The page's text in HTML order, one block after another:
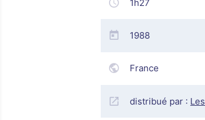
1h27
1988
France
distribué par :